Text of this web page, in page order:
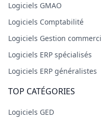
Logiciels GMAO
Logiciels Comptabilité
Logiciels Gestion
Logiciels ERP spécialisés
Logiciels ERP généralistes
TOP CATÉGORIES
Logiciels GED